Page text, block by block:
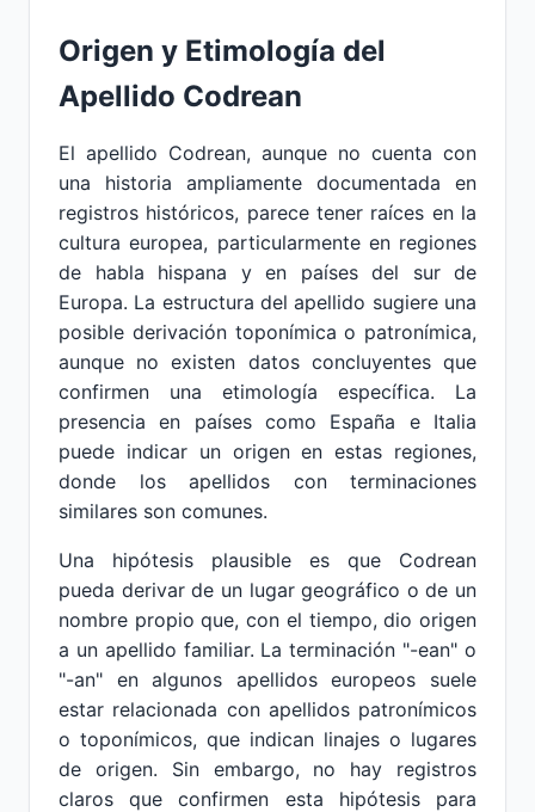
Origen y Etimología del
Apellido Codrean
El apellido Codrean, aunque no cuenta con
una historia ampliamente documentada en
registros históricos, parece tener raíces en la
cultura europea, particularmente en regiones
de habla hispana y en países del sur de
Europa. La estructura del apellido sugiere una
posible derivación toponímica o patronímica,
aunque no existen datos concluyentes que
confirmen una etimología específica. La
presencia en países como España e Italia
puede indicar un origen en estas regiones,
donde los apellidos con terminaciones
similares son comunes.
Una hipótesis plausible es que Codrean
pueda derivar de un lugar geográfico o de un
nombre propio que, con el tiempo, dio origen
a un apellido familiar. La terminación "-ean" o
"-an" en algunos apellidos europeos suele
estar relacionada con apellidos patronímicos
o toponímicos, que indican linajes o lugares
de origen. Sin embargo, no hay registros
claros que confirmen esta hipótesis para